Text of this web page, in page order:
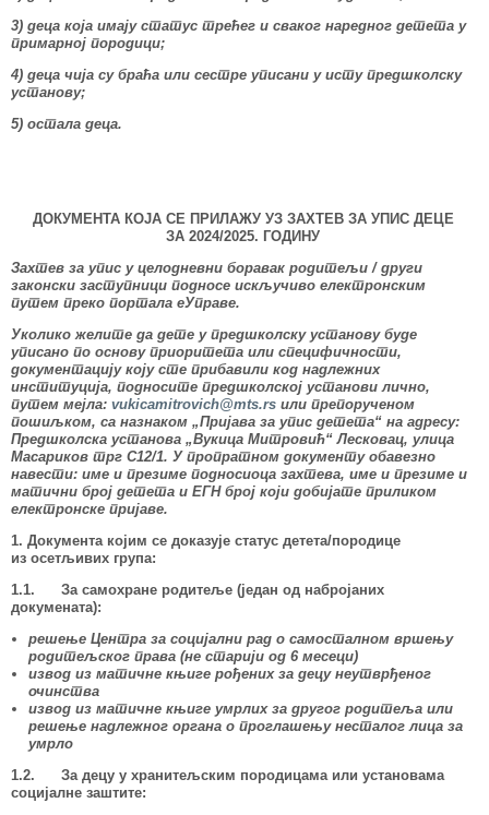
3) деца која имају статус трећег и сваког наредног детета у
примарној породици;
4) деца чија су браћа или сестре уписани у исту предшколску
установу;
5) остала деца.
ДОКУМЕНТА КОЈА СЕ ПРИЛАЖУ УЗ ЗАХТЕВ ЗА УПИС ДЕЦЕ
ЗА 2024/2025. ГОДИНУ
Захтев за упис у целодневни боравак родитељи / други
законски заступници подносе искључиво електронским
путем преко портала еУправе.
Уколико желите да дете у предшколску установу буде
уписано по основу приоритета или специфичности,
документацију коју сте прибавили код надлежних
институција, подносите предшколској установи лично,
путем мејла: vukicamitrovich@mts.rs или препорученoм
пошиљком, са назнаком „Пријава за упис детета“ на адресу:
Предшколска установа „Вукица Mитровић“ Лесковац, улица
Масариков трг С12/1. У пропратном документу обавезно
навести: име и презиме подносиоца захтева, име и презиме и
матични број детета и ЕГН број који добијате приликом
електронске пријаве.
1. Документа којим се доказује статус детета/породице
из осетљивих група:
1.1. За самохране родитеље (један од набројаних
докумената):
решење Центра за социјални рад о самосталном вршењу
родитељског права (не старији од 6 месеци)
извод из матичне књиге рођених за децу неутврђеног
очинства
извод из матичне књиге умрлих за другог родитеља или
решење надлежног органа о проглашењу несталог лица за
умрло
1.2. За децу у хранитељским породицама или установама
социјалне заштите: